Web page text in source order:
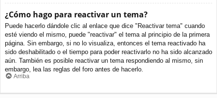
¿Cómo hago para reactivar un tema?
Puede hacerlo dándole clic al enlace que dice "Reactivar tema" cuando
esté viendo el mismo, puede "reactivar" el tema al principio de la primera
página. Sin embargo, si no lo visualiza, entonces el tema reactivado ha
sido deshabilitado o el tiempo para poder reactivarlo no ha sido alcanzado
aún. También es posible reactivar un tema respondiendo al mismo, sin
embargo, lea las reglas del foro antes de hacerlo.
Arriba